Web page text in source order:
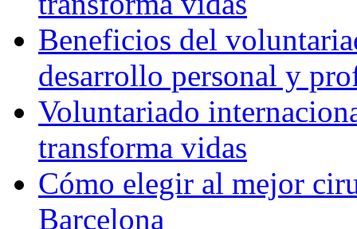
Beneficios del
desarrollo personal y
Voluntariado
transforma vidas
Cómo elegir al mejor
Barcelona